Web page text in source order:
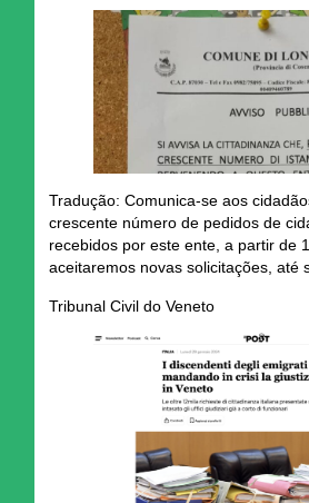
Tradução: Comunica-se aos
crescente número de pedidos de
recebidos por este ente, a partir de
aceitaremos novas solicitações, até
Tribunal Civil do Veneto